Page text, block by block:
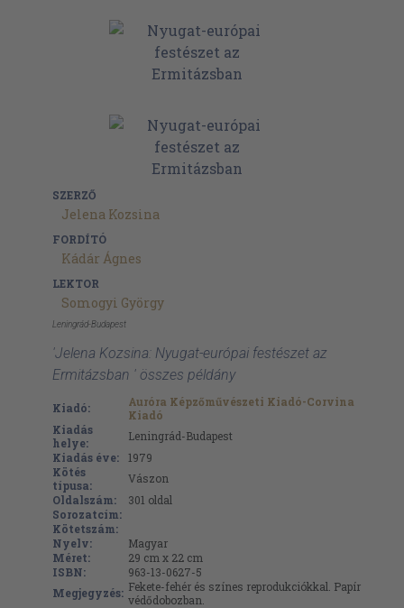
SZERZŐ
Jelena Kozsina
FORDÍTÓ
Kádár Ágnes
LEKTOR
Somogyi György
Leningrád-Budapest
'Jelena Kozsina: Nyugat-európai festészet az
Ermitázsban ' összes példány
Kiadó:
Auróra Képzőművészeti Kiadó-Corvina
Kiadó
Kiadás
helye:
Leningrád-Budapest
Kiadás éve:
1979
Kötés
típusa:
Vászon
Oldalszám:
301 oldal
Sorozatcím:
Kötetszám:
Nyelv:
Magyar
Méret:
29 cm x 22 cm
ISBN:
963-13-0627-5
Megjegyzés: Fekete-fehér és színes reprodukciókkal. Papír
védődobozban.